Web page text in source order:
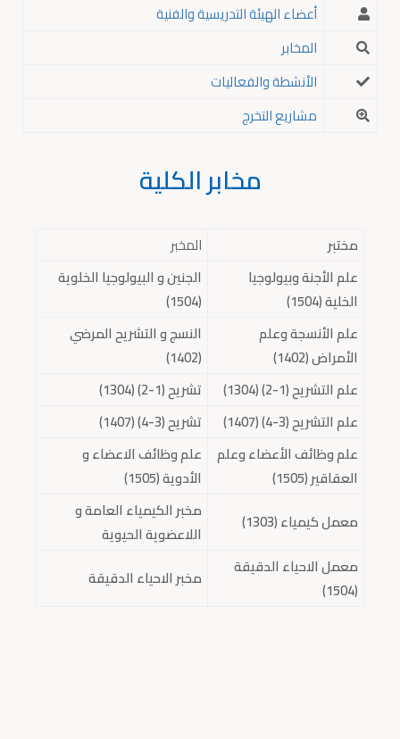
أعضاء الهيئة التدريسية والفنية
المخابر
الأنشطة والفعاليات
مشاريع التخرج
مخابر الكلية
مختبر
المخبر
علم الأجنة وبيولوجيا
الخلية (1504)
الجنين و البيولوجيا الخلوية
(1504)
علم الأنسجة وعلم
الأمراض (1402)
النسج و التشريح المرضي
(1402)
علم التشريح (1-2) (1304)
تشريح (1-2) (1304)
علم التشريح (3-4) (1407)
تشريح (3-4) (1407)
علم وظائف الأعضاء وعلم
العقاقير (1505)
علم وظائف الاعضاء و
الأدوية (1505)
معمل كيمياء (1303)
مخبر الكيمياء العامة و
اللاعضوية الحيوية
معمل الاحياء الدقيقة
(1504)
مخبر الاحياء الدقيقة